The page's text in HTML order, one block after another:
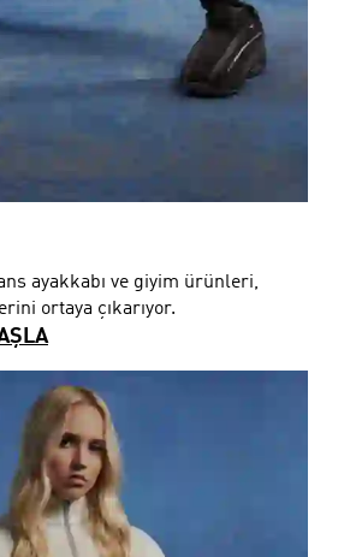
ayakkabı ve giyim ürünleri,
ortaya çıkarıyor.